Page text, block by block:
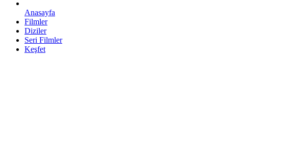
Anasayfa
Filmler
Diziler
Seri Filmler
Keşfet